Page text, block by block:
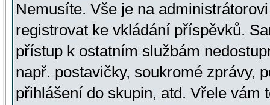
Nemusíte. Vše je na
registrovat ke vkládání příspěvků.
přístup k ostatním službám
např. postavičky, soukromé zprávy,
přihlášení do skupin, atd. Vřele vám